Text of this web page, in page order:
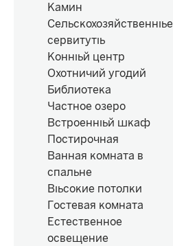
Камин
Сельскохозяйственные
сервитуты
Конный центр
Охотничий угодий
Библиотека
Частное озеро
Встроенный шкаф
Постирочная
Ванная комната в
спальне
Высокие потолки
Гостевая комната
Естественное
освещение